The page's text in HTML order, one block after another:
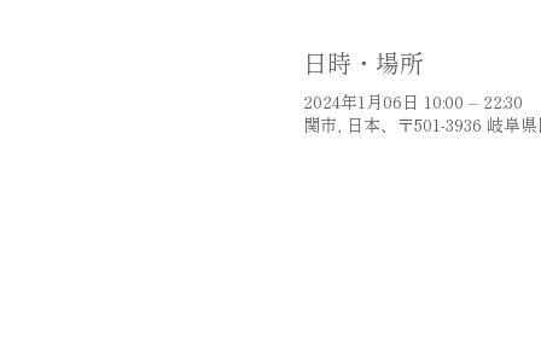
日時・場所
2024年1月06日 10:00 – 22:30
関市, 日本、〒501-3936 岐阜